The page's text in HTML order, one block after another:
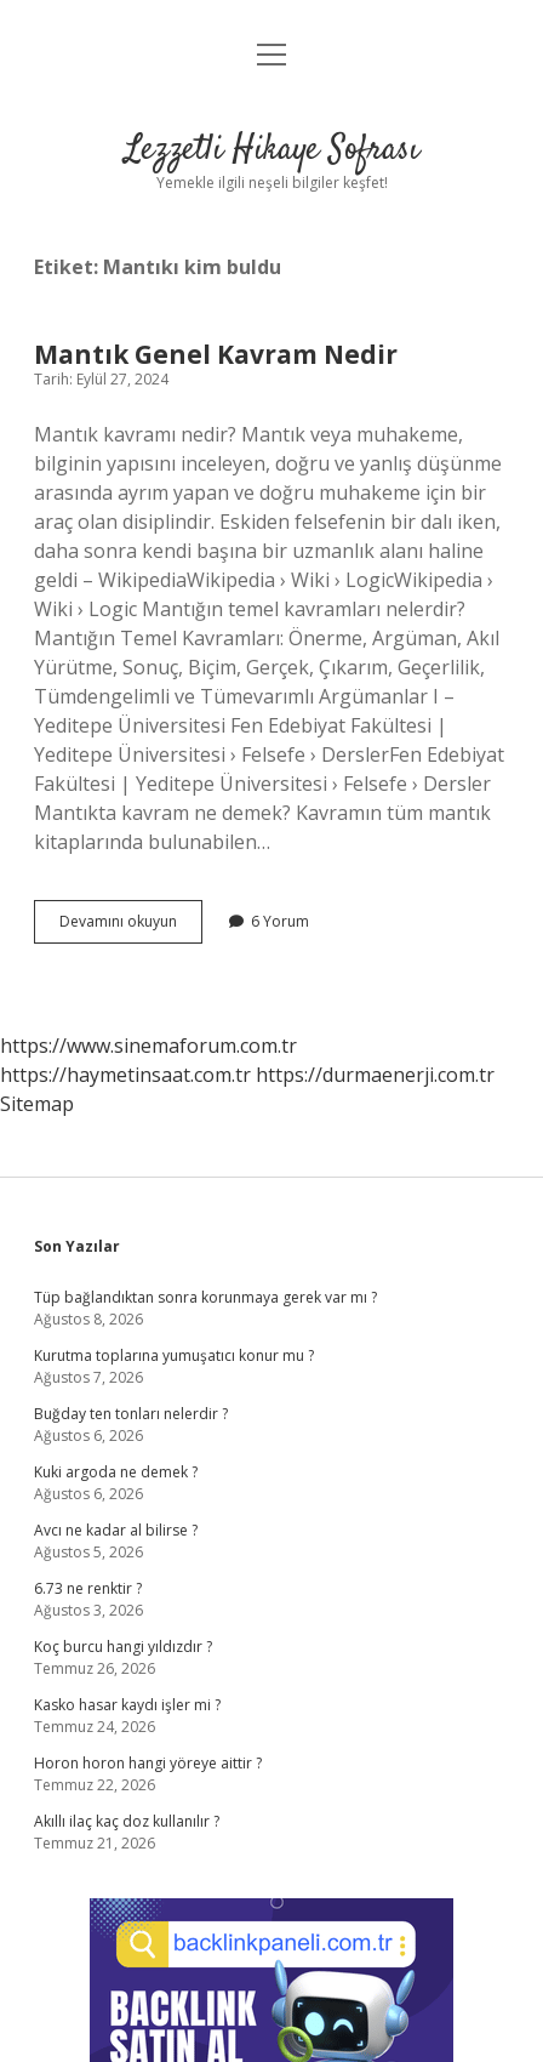
Anasayfa
Yasal Uyarı
menüyü
Lezzetli Hikaye Sofrası
Yemekle ilgili neşeli bilgiler keşfet!
Etiket: Mantıkı kim buldu
Mantık Genel Kavram Nedir
Tarih: Eylül 27, 2024
Mantık kavramı nedir? Mantık veya muhakeme,
bilginin yapısını inceleyen, doğru ve yanlış düşünme
arasında ayrım yapan ve doğru muhakeme için bir
araç olan disiplindir. Eskiden felsefenin bir dalı iken,
daha sonra kendi başına bir uzmanlık alanı haline
geldi – WikipediaWikipedia › Wiki › LogicWikipedia ›
Wiki › Logic Mantığın temel kavramları nelerdir?
Mantığın Temel Kavramları: Önerme, Argüman, Akıl
Yürütme, Sonuç, Biçim, Gerçek, Çıkarım, Geçerlilik,
Tümdengelimli ve Tümevarımlı Argümanlar I –
Yeditepe Üniversitesi Fen Edebiyat Fakültesi |
Yeditepe Üniversitesi › Felsefe › DerslerFen Edebiyat
Fakültesi | Yeditepe Üniversitesi › Felsefe › Dersler
Mantıkta kavram ne demek? Kavramın tüm mantık
kitaplarında bulunabilen…
Devamını okuyun
Genel
6 Yorum
https://www.sinemaforum.com.tr
https://haymetinsaat.com.tr https://durmaenerji.com.tr
Sitemap
Sidebar
Son Yazılar
Tüp bağlandıktan sonra korunmaya gerek var mı ?
Ağustos 8, 2026
Kurutma toplarına yumuşatıcı konur mu ?
Ağustos 7, 2026
Buğday ten tonları nelerdir ?
Ağustos 6, 2026
Kuki argoda ne demek ?
Ağustos 6, 2026
Avcı ne kadar al bilirse ?
Ağustos 5, 2026
6.73 ne renktir ?
Ağustos 3, 2026
Koç burcu hangi yıldızdır ?
Temmuz 26, 2026
Kasko hasar kaydı işler mi ?
Temmuz 24, 2026
Horon horon hangi yöreye aittir ?
Temmuz 22, 2026
Akıllı ilaç kaç doz kullanılır ?
Temmuz 21, 2026